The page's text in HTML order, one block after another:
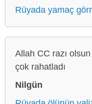
Rüyada yamaç
Allah CC razı
çok rahatladı
Nilgün